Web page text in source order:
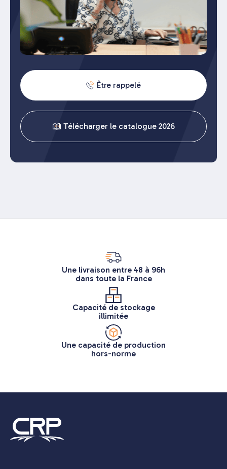
Être rappelé
Télécharger le catalogue 2026
Une livraison entre 48 à 96h
dans toute la France
Capacité de stockage
illimitée
Une capacité de production
hors-norme